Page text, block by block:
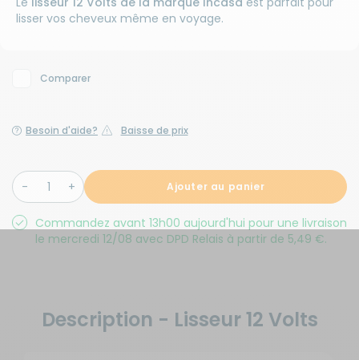
lisser vos cheveux même en voyage.
Comparer
Besoin d'aide? Baisse de prix
Ajouter au panier
Commandez avant 13h00 aujourd'hui pour une livraison
le mercredi 12/08 avec DPD Relais à partir de 5,49 €.
Description - Lisseur 12 Volts